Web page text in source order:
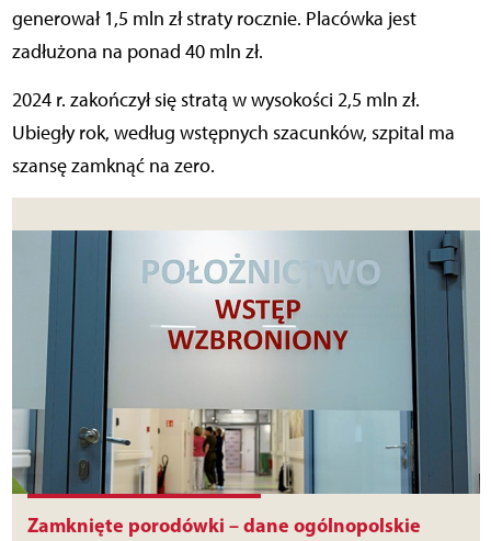
generował 1,5 mln zł straty rocznie. Placówka jest
zadłużona na ponad 40 mln zł.
2024 r. zakończył się stratą w wysokości 2,5 mln zł.
Ubiegły rok, według wstępnych szacunków, szpital ma
szansę zamknąć na zero.
Zamknięte porodówki – dane ogólnopolskie